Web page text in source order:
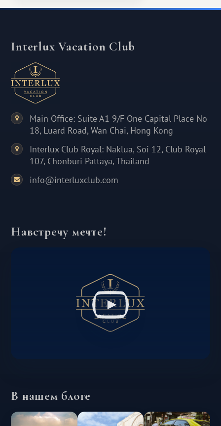
Interlux Vacation Club
Main Office: Suite A1 9/F One Capital Place No
18, Luard Road, Wan Chai, Hong Kong
Interlux Club Royal: Naklua, Soi 12, Club Royal
107, Chonburi Pattaya, Thailand
info@interluxclub.com
Навстречу мечте!
В нашем блоге